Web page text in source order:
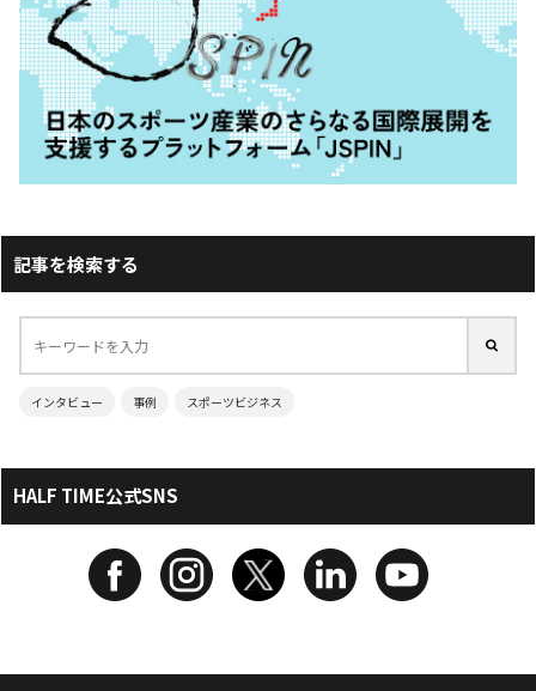
記事を検索する
インタビュー 事例 スポーツビジネス
HALF TIME公式SNS